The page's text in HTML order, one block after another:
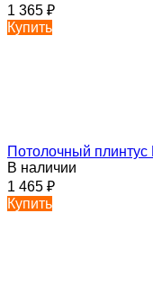
1 365 ₽
Купить
Потолочный
В наличии
1 465 ₽
Купить